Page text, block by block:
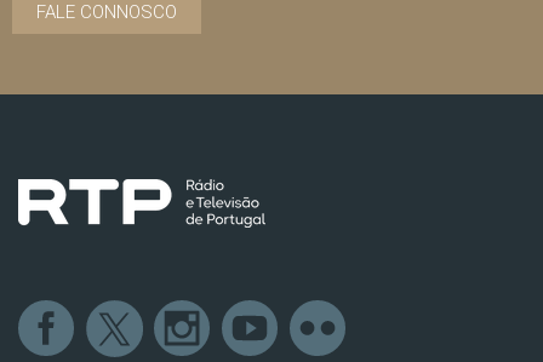
FALE CONNOSCO